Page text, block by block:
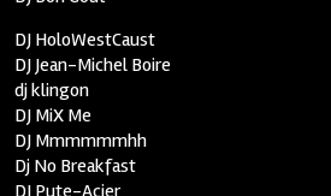
DJ HoloWestCaust
DJ Jean-Michel Boire
dj klingon
DJ MiX Me
DJ Mmmmmmhh
Dj No Breakfast
DJ Pute-Acier